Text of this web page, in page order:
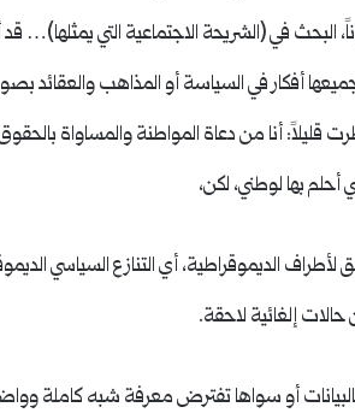
البحث في (الشريحة الاجتماعية التي يمثلها)… قد
أفكار في السياسة أو المذاهب والعقائد
أنا من دعاة المواطنة والمساواة
بها لوطني، لكن،
الديموقراطية، أي التنازع السياسي
إلغائية لاحقة.
أو سواها تفترض معرفة شبه كاملة